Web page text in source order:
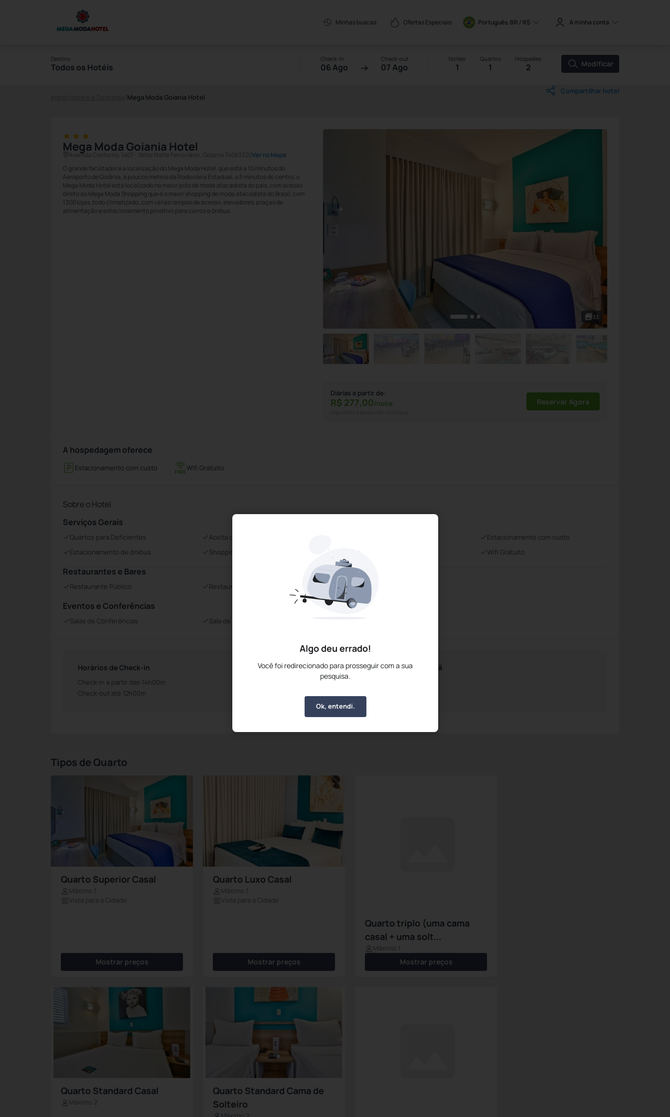
Minhas buscas Ofertas Especiais Português, BR / R$ A minha conta
Algo deu errado!
Você foi redirecionado para prosseguir com a sua
pesquisa.
Ok, entendi.
Destino
Todos os Hotéis
Check-in
06 Ago
Check-out
07 Ago
Noites
1
Quartos
1
Hóspedes
2 Modificar
Mega Moda Goiania Hotel
Compartilhar hotel
Mega Moda Goiania Hotel
Avenida Contorno, 1407 - Setor Norte Ferroviário , Goiania 74063320Ver no Mapa
O grande facilitador é a localização do Mega Moda Hotel, que está a 10 minutos do
Aeroporto de Goiânia, a poucos metros da Rodoviária Estadual, a 5 minutos do centro, o
Mega Moda Hotel está localizado no maior polo de moda atacadista do país, com acesso
direto ao Mega Moda Shopping que é o maior shopping de moda atacadista do Brasil, com
1300 lojas, todo climatizado, com várias rampas de acesso, elevadores, praças de
alimentação e estacionamento privativo para carros e ônibus.
33
Diárias a partir de:
R$ 277,00/noite Reservar Agora
A hospedagem oferece
Estacionamento com custo Wifi Gratuito
Sobre o Hotel
Serviços Gerais
Quartos para Deficientes Aceita os principais cartões de crédito
Estacionamento com custo
Estacionamento de ônibus
Shopping Elevador Wifi Gratuito
Restaurantes e Bares
Restaurante Público Restaurante Buffet
Eventos e Conferências
Salas de Conferências Sala de Reuniões
Horários de Check-in
Check-in a partir das 14h00m
Check-out até 12h00m
Horários do Café da Manhã
Tipos de Quarto
Quarto Superior Casal
Máximo 1
Vista para a Cidade
Mostrar preços
Quarto Luxo Casal
Máximo 1
Vista para a Cidade
Mostrar preços
Quarto triplo (uma cama
casal + uma solt...
Máximo 1
Mostrar preços
Quarto Standard Casal
Máximo 2
Quarto Standard Cama de
Solteiro